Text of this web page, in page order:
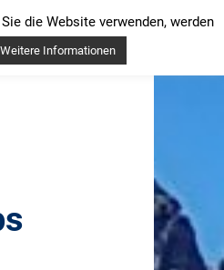
die Website verwenden, werden
Weitere Informationen